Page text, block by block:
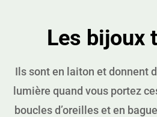
Les bijoux
Ils sont en laiton et donnent
lumière quand vous portez
boucles d’oreilles et en